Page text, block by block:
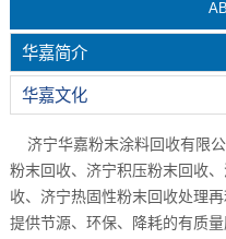
华嘉简介
华嘉文化
济宁华嘉粉末涂料回收有限
粉末回收、济宁积压粉末回收
收、济宁热固性粉末回收处理
提供节源、环保、降耗的有质